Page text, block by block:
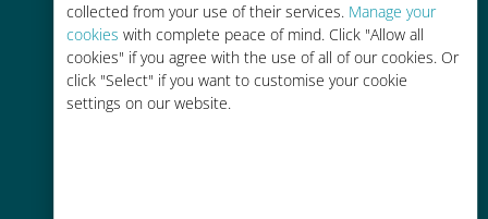
collected from your use of their services. Manage your
cookies with complete peace of mind. Click "Allow all
cookies" if you agree with the use of all of our cookies. Or
click "Select" if you want to customise your cookie
settings on our website.
operadora atual